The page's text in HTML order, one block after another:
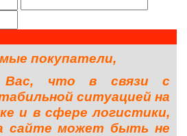
покупатели,
Вас, что в связи с
ситуацией на
и в сфере логистики,
сайте может быть не